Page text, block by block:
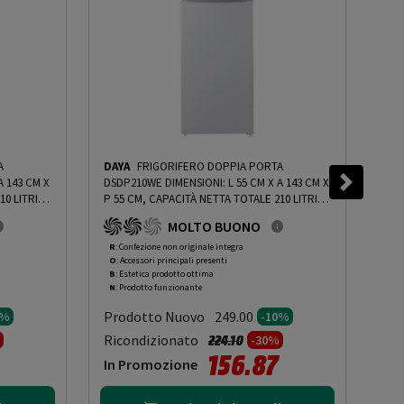
143 CM X
LITRI,
-
da
DAYA FRIGORIFERO DOPPIA PORTA
DSDP210WE DIMENSIONI: L 55 CM X A 143 CM X
P 55 CM, CAPACITÀ NETTA TOTALE 210 LITRI,
BIANCO, CLASSE E - PRMG GRADING ROBN -
10%-PRMG GRADING ROBN - 10%
MOLTO BUONO
R: Confezione non originale integra
O: Accessori principali presenti
B: Estetica prodotto ottima
N: Prodotto funzionante
Prodotto Nuovo 249.00 -10%
Ricondizionato Prezzo ridotto da
224.10a-30%
In Promozione 156.87